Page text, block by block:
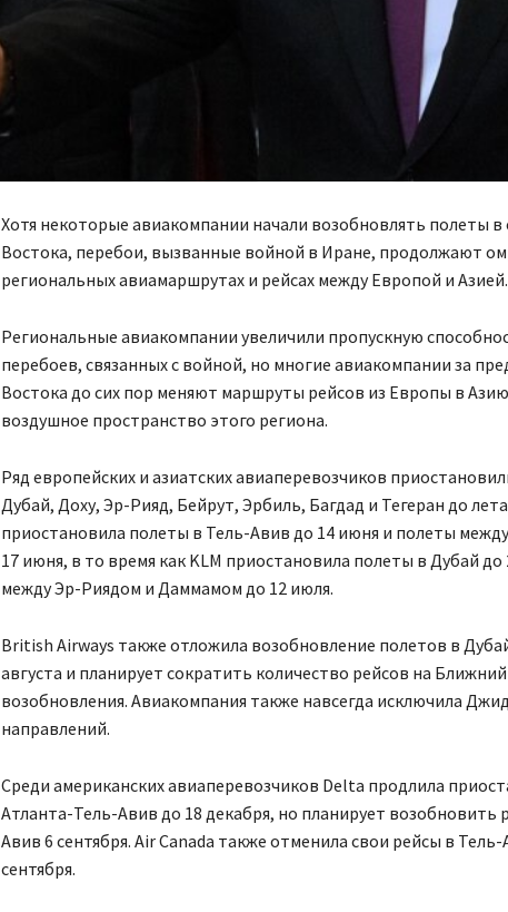
Хотя некоторые авиакомпании начали возобновлять полеты
Востока, перебои, вызванные войной в Иране, продолжают
региональных авиамаршрутах и рейсах между Европой и Азией.
Региональные авиакомпании увеличили пропускную
перебоев, связанных с войной, но многие авиакомпании за
Востока до сих пор меняют маршруты рейсов из Европы в
воздушное пространство этого региона.
Ряд европейских и азиатских авиаперевозчиков
Дубай, Доху, Эр-Рияд, Бейрут, Эрбиль, Багдад и Тегеран до
приостановила полеты в Тель-Авив до 14 июня и полеты
17 июня, в то время как KLM приостановила полеты в Дубай
между Эр-Риядом и Даммамом до 12 июля.
British Airways также отложила возобновление полетов в
августа и планирует сократить количество рейсов на
возобновления. Авиакомпания также навсегда исключила
направлений.
Среди американских авиаперевозчиков Delta продлила
Атланта-Тель-Авив до 18 декабря, но планирует
Авив 6 сентября. Air Canada также отменила свои рейсы в
сентября.